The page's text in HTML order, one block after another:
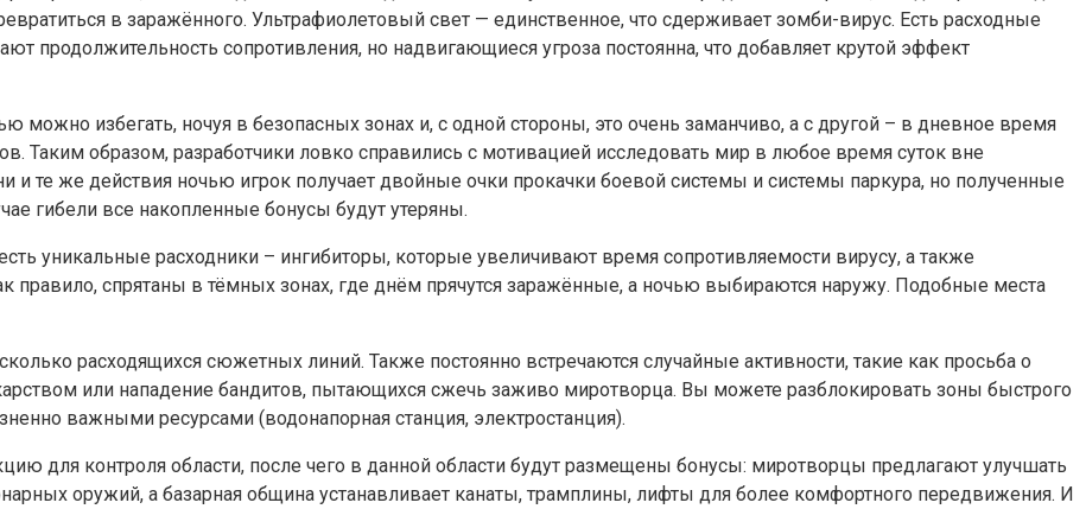
в заражённого. Ультрафиолетовый свет — единственное, что сдерживает зомби-вирус. Есть расходные
продолжительность сопротивления, но надвигающиеся угроза постоянна, что добавляет крутой эффект
избегать, ночуя в безопасных зонах и, с одной стороны, это очень заманчиво, а с другой – в дневное время
Таким образом, разработчики ловко справились с мотивацией исследовать мир в любое время суток вне
и те же действия ночью игрок получает двойные очки прокачки боевой системы и системы паркура, но полученные
гибели все накопленные бонусы будут утеряны.
уникальные расходники – ингибиторы, которые увеличивают время сопротивляемости вирусу, а также
спрятаны в тёмных зонах, где днём прячутся заражённые, а ночью выбираются наружу. Подобные места
расходящихся сюжетных линий. Также постоянно встречаются случайные активности, такие как просьба о
или нападение бандитов, пытающихся сжечь заживо миротворца. Вы можете разблокировать зоны быстрого
важными ресурсами (водонапорная станция, электростанция).
для контроля области, после чего в данной области будут размещены бонусы: миротворцы предлагают улучшать
оружий, а базарная община устанавливает канаты, трамплины, лифты для более комфортного передвижения. И